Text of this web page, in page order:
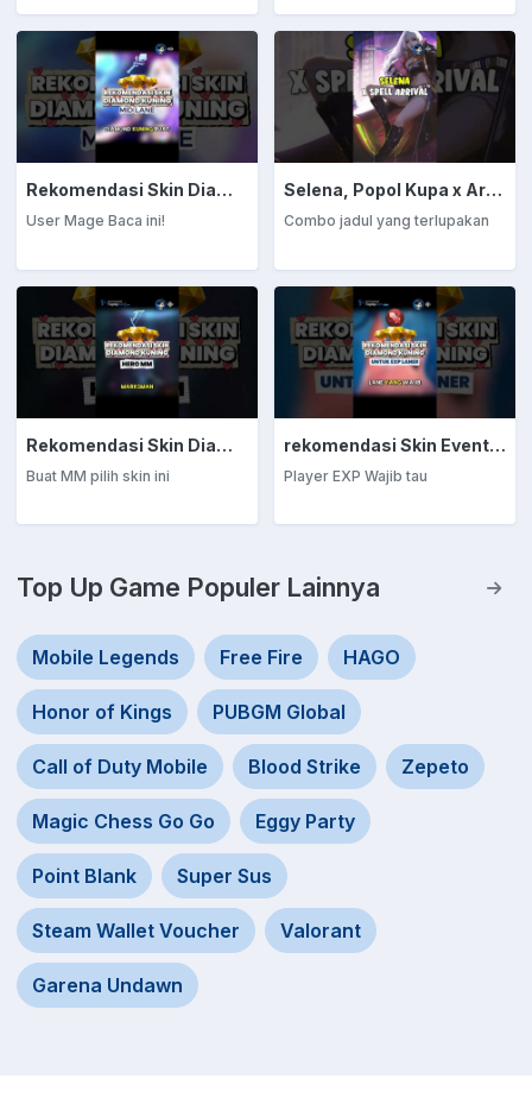
Rekomendasi Skin Diamond Kuning: Mage
User Mage Baca ini!
Selena, Popol Kupa x Arrival
Combo jadul yang terlupakan
Rekomendasi Skin Diamond Kuning: Marksman
Buat MM pilih skin ini
rekomendasi Skin Event Diamond Kuning: EXP Laner
Player EXP Wajib tau
Top Up Game Populer Lainnya
Mobile Legends Free Fire HAGO
Honor of Kings PUBGM Global
Call of Duty Mobile Blood Strike Zepeto
Magic Chess Go Go Eggy Party
Point Blank Super Sus
Steam Wallet Voucher Valorant
Garena Undawn